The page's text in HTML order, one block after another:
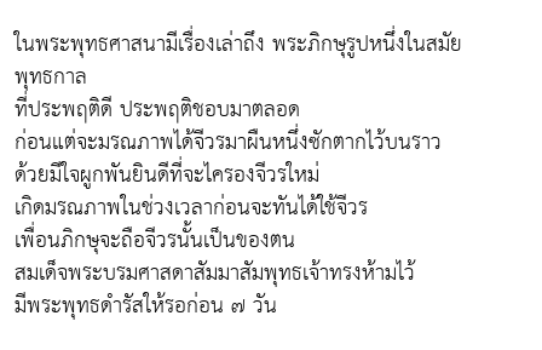
ในพระพุทธศาสนามีเรื่องเล่าถึง พระภิกษุรูปหนึ่งในสมัย
พุทธกาล
ที่ประพฤติดี ประพฤติชอบมาตลอด
ก่อนแต่จะมรณภาพได้จีวรมาผืนหนึ่งซักตากไว้บนราว
ด้วยมีใจผูกพันยินดีที่จะไครองจีวรใหม่
เกิดมรณภาพในช่วงเวลาก่อนจะทันได้ใช้จีวร
เพื่อนภิกษุจะถือจีวรนั้นเป็นของตน
สมเด็จพระบรมศาสดาสัมมาสัมพุทธเจ้าทรงห้ามไว้
มีพระพุทธดำรัสให้รอก่อน ๗ วัน